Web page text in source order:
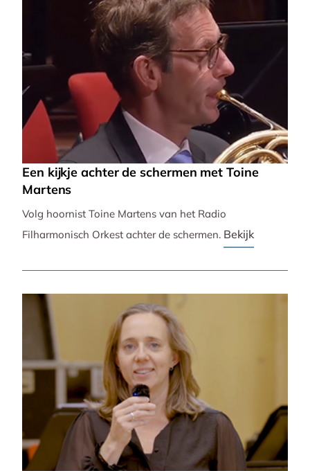
Een kijkje achter de schermen met Toine
Martens
Volg hoornist Toine Martens van het Radio
Filharmonisch Orkest achter de schermen. Bekijk